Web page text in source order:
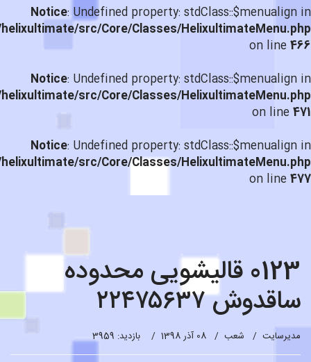
Notice: Undefined property: stdClass::$menualign in
src/Core/Classes/HelixultimateMenu.php
on line466
Notice: Undefined property: stdClass::$menualign in
src/Core/Classes/HelixultimateMenu.php
on line471
Notice: Undefined property: stdClass::$menualign in
src/Core/Classes/HelixultimateMenu.php
on line477
0123 قالیشویی محدوده
ساقدوش ۲۲۴۷۵۶۳۷
مدیرسایت شعب 08 آذر 1398 بازدید: 3959